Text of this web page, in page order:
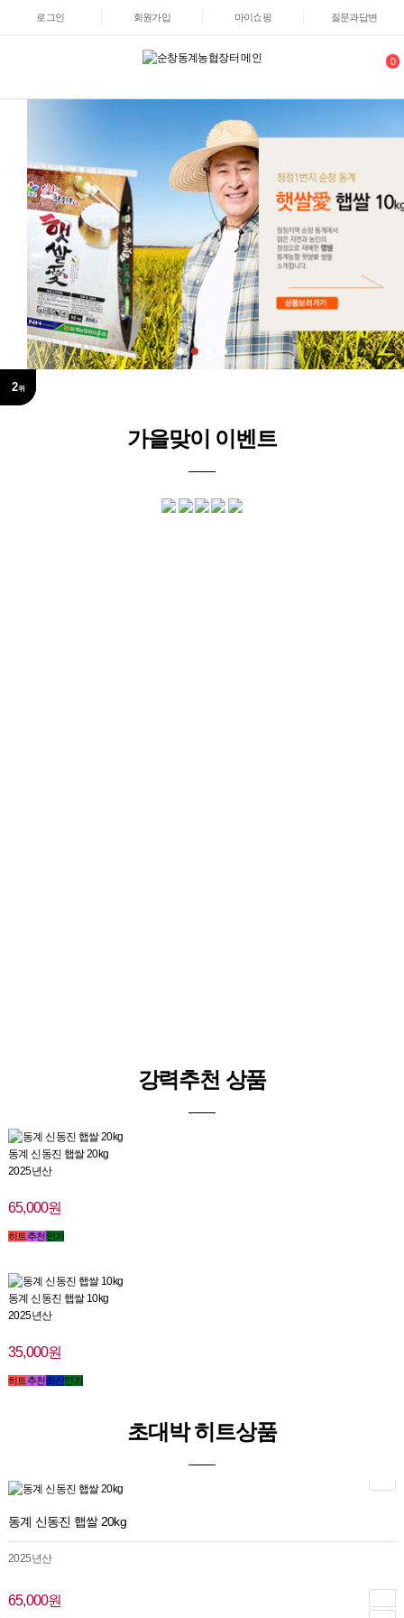
로그인 회원가입 마이쇼핑 질문과답변
0
가을맞이 이벤트
강력추천 상품
동계 신동진 햅쌀 20kg
2025년산
65,000원
히트추천 인기
동계 신동진 햅쌀 10kg
2025년산
35,000원
히트추천최신인기
초대박 히트상품
동계 신동진 햅쌀 20kg
2025년산
65,000원
1위
2위